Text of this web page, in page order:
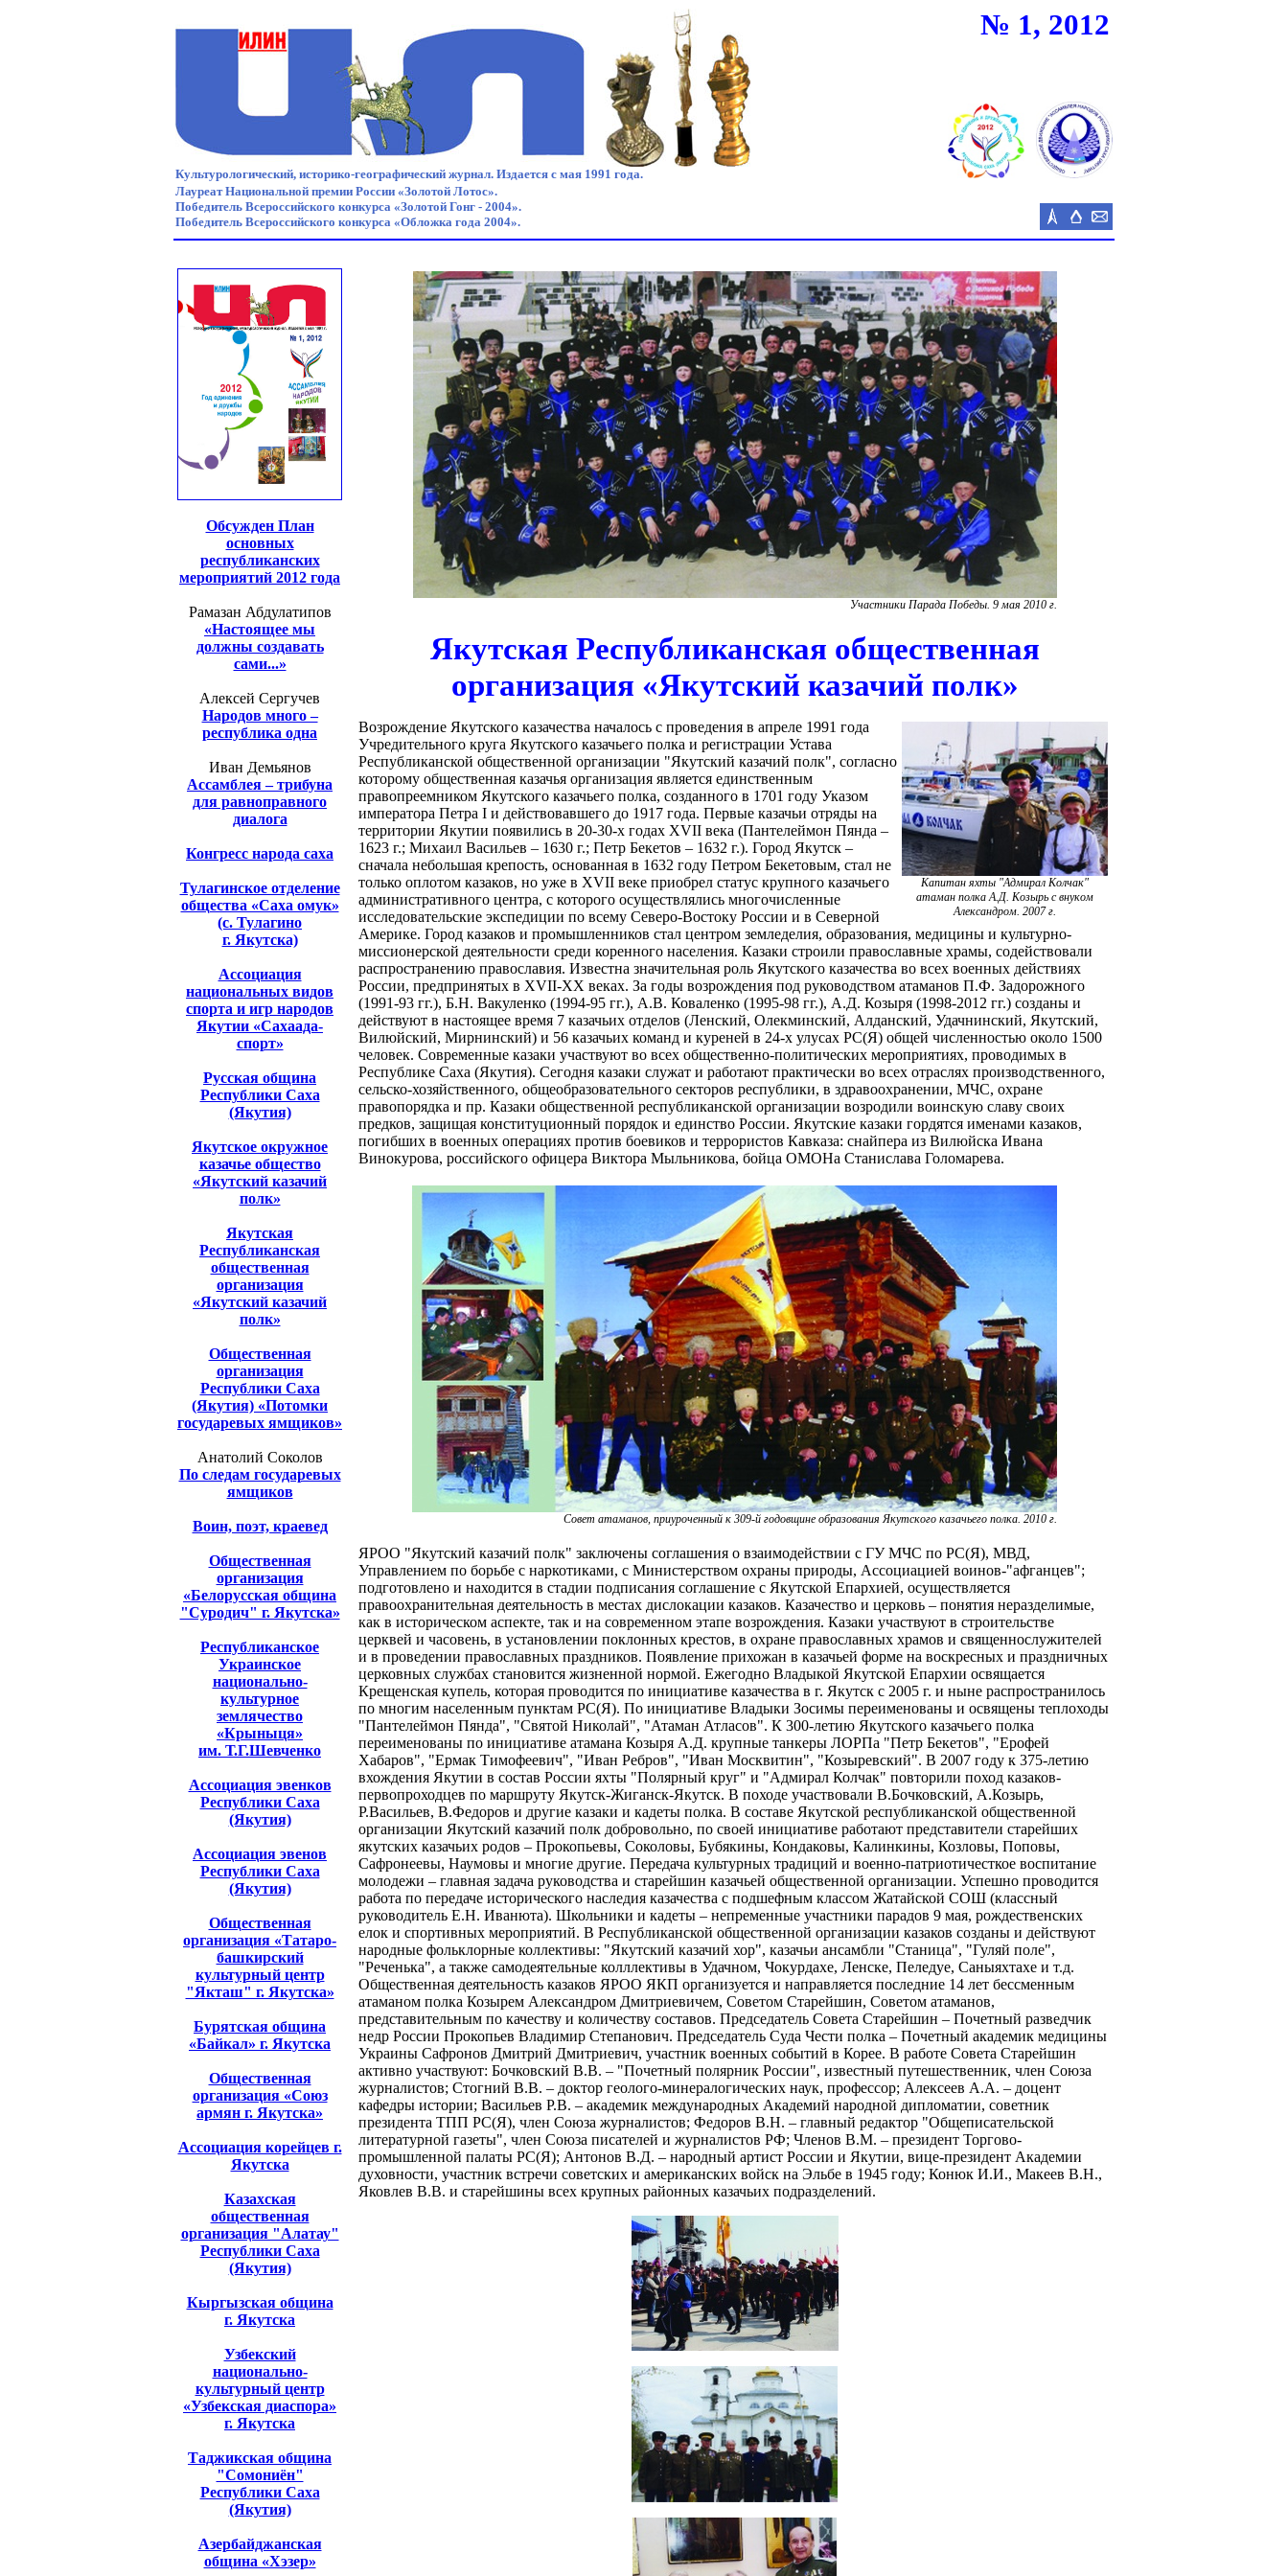
Культурологический, историко-географический журнал. Издается с мая 1991 года.
№ 1, 2012
Лауреат Национальной премии России «Золотой Лотос».
Победитель Всероссийского конкурса «Золотой Гонг - 2004».
Победитель Всероссийского конкурса «Обложка года 2004».
Обсужден План
основных
республиканских
мероприятий 2012 года
Рамазан Абдулатипов
«Настоящее мы
должны создавать
сами...»
Алексей Сергучев
Народов много –
республика одна
Иван Демьянов
Ассамблея – трибуна
для равноправного
диалога
Конгресс народа саха
Тулагинское отделение
общества «Саха омук»
(с. Тулагино
г. Якутска)
Ассоциация
национальных видов
спорта и игр народов
Якутии «Сахаада-
спорт»
Русская община
Республики Саха
(Якутия)
Якутское окружное
казачье общество
«Якутский казачий
полк»
Якутская
Республиканская
общественная
организация
«Якутский казачий
полк»
Общественная
организация
Республики Саха
(Якутия) «Потомки
государевых ямщиков»
Анатолий Соколов
По следам государевых
ямщиков
Воин, поэт, краевед
Общественная
организация
«Белорусская община
"Суродич" г. Якутска»
Республиканское
Украинское
национально-
культурное
землячество
«Крыныця»
им. Т.Г.Шевченко
Ассоциация эвенков
Республики Саха
(Якутия)
Ассоциация эвенов
Республики Саха
(Якутия)
Общественная
организация «Татаро-
башкирский
культурный центр
"Якташ" г. Якутска»
Бурятская община
«Байкал» г. Якутска
Общественная
организация «Союз
армян г. Якутска»
Ассоциация корейцев г.
Якутска
Казахская
общественная
организация "Алатау"
Республики Саха
(Якутия)
Кыргызская община
г. Якутска
Узбекский
национально-
культурный центр
«Узбекская диаспора»
г. Якутска
Таджикская община
"Сомониён"
Республики Саха
(Якутия)
Азербайджанская
община «Хэзер»
Участники Парада Победы. 9 мая 2010 г.
Якутская Республиканская общественная
организация «Якутский казачий полк»
Капитан яхты "Адмирал Колчак"
атаман полка А.Д. Козырь с внуком
Александром. 2007 г.
Возрождение Якутского казачества началось с проведения в апреле 1991 года
Учредительного круга Якутского казачьего полка и регистрации Устава
Республиканской общественной организации "Якутский казачий полк", согласно
которому общественная казачья организация является единственным
правопреемником Якутского казачьего полка, созданного в 1701 году Указом
императора Петра I и действовавшего до 1917 года. Первые казачьи отряды на
территории Якутии появились в 20-30-х годах XVII века (Пантелеймон Пянда –
1623 г.; Михаил Васильев – 1630 г.; Петр Бекетов – 1632 г.). Город Якутск –
сначала небольшая крепость, основанная в 1632 году Петром Бекетовым, стал не
только оплотом казаков, но уже в XVII веке приобрел статус крупного казачьего
административного центра, с которого осуществлялись многочисленные
исследовательские экспедиции по всему Северо-Востоку России и в Северной
Америке. Город казаков и промышленников стал центром земледелия, образования, медицины и культурно-
миссионерской деятельности среди коренного населения. Казаки строили православные храмы, содействовали
распространению православия. Известна значительная роль Якутского казачества во всех военных действиях
России, предпринятых в XVII-XX веках. За годы возрождения под руководством атаманов П.Ф. Задорожного
(1991-93 гг.), Б.Н. Вакуленко (1994-95 гг.), А.В. Коваленко (1995-98 гг.), А.Д. Козыря (1998-2012 гг.) созданы и
действуют в настоящее время 7 казачьих отделов (Ленский, Олекминский, Алданский, Удачнинский, Якутский,
Вилюйский, Мирнинский) и 56 казачьих команд и куреней в 24-х улусах РС(Я) общей численностью около 1500
человек. Современные казаки участвуют во всех общественно-политических мероприятиях, проводимых в
Республике Саха (Якутия). Сегодня казаки служат и работают практически во всех отраслях производственного,
сельско-хозяйственного, общеобразовательного секторов республики, в здравоохранении, МЧС, охране
правопорядка и пр. Казаки общественной республиканской организации возродили воинскую славу своих
предков, защищая конституционный порядок и единство России. Якутские казаки гордятся именами казаков,
погибших в военных операциях против боевиков и террористов Кавказа: снайпера из Вилюйска Ивана
Винокурова, российского офицера Виктора Мыльникова, бойца ОМОНа Станислава Голомарева.
Совет атаманов, приуроченный к 309-й годовщине образования Якутского казачьего полка. 2010 г.
ЯРОО "Якутский казачий полк" заключены соглашения о взаимодействии с ГУ МЧС по РС(Я), МВД,
Управлением по борьбе с наркотиками, с Министерством охраны природы, Ассоциацией воинов-"афганцев";
подготовлено и находится в стадии подписания соглашение с Якутской Епархией, осуществляется
правоохранительная деятельность в местах дислокации казаков. Казачество и церковь – понятия неразделимые,
как в историческом аспекте, так и на современном этапе возрождения. Казаки участвуют в строительстве
церквей и часовень, в установлении поклонных крестов, в охране православных храмов и священнослужителей
и в проведении православных праздников. Появление прихожан в казачьей форме на воскресных и праздничных
церковных службах становится жизненной нормой. Ежегодно Владыкой Якутской Епархии освящается
Крещенская купель, которая проводится по инициативе казачества в г. Якутск с 2005 г. и ныне распространилось
по многим населенным пунктам РС(Я). По инициативе Владыки Зосимы переименованы и освящены теплоходы
"Пантелеймон Пянда", "Святой Николай", "Атаман Атласов". К 300-летию Якутского казачьего полка
переименованы по инициативе атамана Козыря А.Д. крупные танкеры ЛОРПа "Петр Бекетов", "Ерофей
Хабаров", "Ермак Тимофеевич", "Иван Ребров", "Иван Москвитин", "Козыревский". В 2007 году к 375-летию
вхождения Якутии в состав России яхты "Полярный круг" и "Адмирал Колчак" повторили поход казаков-
первопроходцев по маршруту Якутск-Жиганск-Якутск. В походе участвовали В.Бочковский, А.Козырь,
Р.Васильев, В.Федоров и другие казаки и кадеты полка. В составе Якутской республиканской общественной
организации Якутский казачий полк добровольно, по своей инициативе работают представители старейших
якутских казачьих родов – Прокопьевы, Соколовы, Бубякины, Кондаковы, Калинкины, Козловы, Поповы,
Сафронеевы, Наумовы и многие другие. Передача культурных традиций и военно-патриотичесткое воспитание
молодежи – главная задача руководства и старейшин казачьей общественной организации. Успешно проводится
работа по передаче исторического наследия казачества с подшефным классом Жатайской СОШ (классный
руководитель Е.Н. Иванюта). Школьники и кадеты – непременные участники парадов 9 мая, рождественских
елок и спортивных мероприятий. В Республиканской общественной организации казаков созданы и действуют
народные фольклорные коллективы: "Якутский казачий хор", казачьи ансамбли "Станица", "Гуляй поле",
"Реченька", а также самодеятельные колллективы в Удачном, Чокурдахе, Ленске, Пеледуе, Саныяхтахе и т.д.
Общественная деятельность казаков ЯРОО ЯКП организуется и направляется последние 14 лет бессменным
атаманом полка Козырем Александром Дмитриевичем, Советом Старейшин, Советом атаманов,
представительным по качеству и количеству составов. Председатель Совета Старейшин – Почетный разведчик
недр России Прокопьев Владимир Степанович. Председатель Суда Чести полка – Почетный академик медицины
Украины Сафронов Дмитрий Дмитриевич, участник военных событий в Корее. В работе Совета Старейшин
активно участвуют: Бочковский В.В. – "Почетный полярник России", известный путешественник, член Союза
журналистов; Стогний В.В. – доктор геолого-минералогических наук, профессор; Алексеев А.А. – доцент
кафедры истории; Васильев Р.В. – академик международных Академий народной дипломатии, советник
президента ТПП РС(Я), член Союза журналистов; Федоров В.Н. – главный редактор "Общеписательской
литературной газеты", член Союза писателей и журналистов РФ; Членов В.М. – президент Торгово-
промышленной палаты РС(Я); Антонов В.Д. – народный артист России и Якутии, вице-президент Академии
духовности, участник встречи советских и американских войск на Эльбе в 1945 году; Конюк И.И., Макеев В.Н.,
Яковлев В.В. и старейшины всех крупных районных казачьих подразделений.